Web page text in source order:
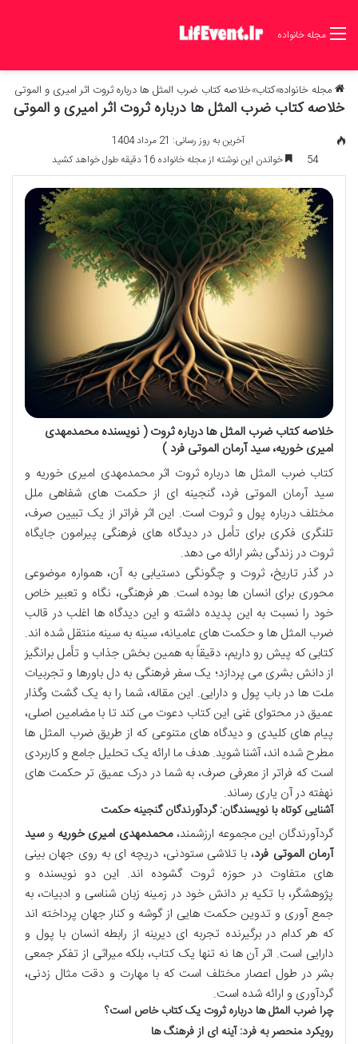
مجله خانواده
مجله خانواده»کتاب»خلاصه کتاب ضرب المثل ها درباره ثروت اثر امیری و الموتی
خلاصه کتاب ضرب المثل ها درباره ثروت اثر امیری و الموتی
آخرین به روز رسانی: 21 مرداد 1404
54
خواندن این نوشته از مجله خانواده 16 دقیقه طول خواهد کشید
خلاصه کتاب ضرب المثل ها درباره ثروت ( نویسنده محمدمهدی
امیری خوریه، سید آرمان الموتی فرد )
کتاب ضرب المثل ها درباره ثروت اثر محمدمهدی امیری خوریه و
سید آرمان الموتی فرد، گنجینه ای از حکمت های شفاهی ملل
مختلف درباره پول و ثروت است. این اثر فراتر از یک تبیین صرف،
تلنگری فکری برای تأمل در دیدگاه های فرهنگی پیرامون جایگاه
ثروت در زندگی بشر ارائه می دهد.
در گذر تاریخ، ثروت و چگونگی دستیابی به آن، همواره موضوعی
محوری برای انسان ها بوده است. هر فرهنگی، نگاه و تعبیر خاص
خود را نسبت به این پدیده داشته و این دیدگاه ها اغلب در قالب
ضرب المثل ها و حکمت های عامیانه، سینه به سینه منتقل شده اند.
کتابی که پیش رو داریم، دقیقاً به همین بخش جذاب و تأمل برانگیز
از دانش بشری می پردازد؛ یک سفر فرهنگی به دل باورها و تجربیات
ملت ها در باب پول و دارایی. این مقاله، شما را به یک گشت وگذار
عمیق در محتوای غنی این کتاب دعوت می کند تا با مضامین اصلی،
پیام های کلیدی و دیدگاه های متنوعی که از طریق ضرب المثل ها
مطرح شده اند، آشنا شوید. هدف ما ارائه یک تحلیل جامع و کاربردی
است که فراتر از معرفی صرف، به شما در درک عمیق تر حکمت های
نهفته در آن یاری رساند.
آشنایی کوتاه با نویسندگان: گردآورندگان گنجینه حکمت
گردآورندگان این مجموعه ارزشمند،محمدمهدی امیری خوریه وسید
آرمان الموتی فرد، با تلاشی ستودنی، دریچه ای به روی جهان بینی
های متفاوت در حوزه ثروت گشوده اند. این دو نویسنده و
پژوهشگر، با تکیه بر دانش خود در زمینه زبان شناسی و ادبیات، به
جمع آوری و تدوین حکمت هایی از گوشه و کنار جهان پرداخته اند
که هر کدام در برگیرنده تجربه ای دیرینه از رابطه انسان با پول و
دارایی است. اثر آن ها نه تنها یک کتاب، بلکه میراثی از تفکر جمعی
بشر در طول اعصار مختلف است که با مهارت و دقت مثال زدنی،
گردآوری و ارائه شده است.
چرا ضرب المثل ها درباره ثروت یک کتاب خاص است؟
رویکرد منحصر به فرد: آینه ای از فرهنگ ها